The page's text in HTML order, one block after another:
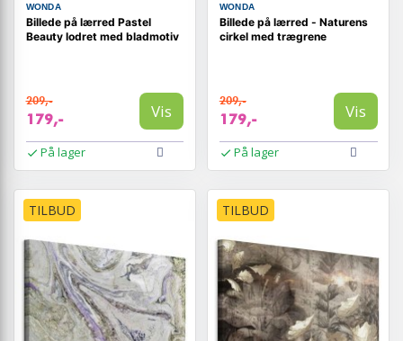
WONDA
Billede på lærred Pastel
Beauty lodret med bladmotiv
209,-
179,- Vis
På lager
WONDA
Billede på lærred - Naturens
cirkel med trægrene
209,-
179,- Vis
På lager
TILBUD TILBUD